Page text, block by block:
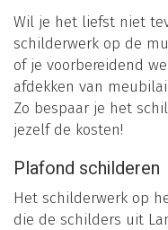
Wil je het liefst niet
schilderwerk op de
of je voorbereidend
afdekken van
Zo bespaar je het
jezelf de kosten!
Plafond schilderen
Het schilderwerk op
die de schilders uit